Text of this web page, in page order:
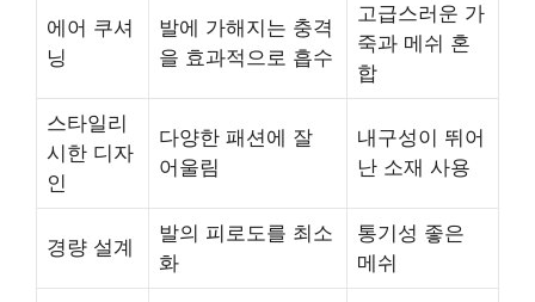
에어 쿠셔
닝
발에 가해지는 충격
을 효과적으로 흡수
고급스러운 가
죽과 메쉬 혼
합
스타일리
시한 디자
인
다양한 패션에 잘
어울림
내구성이 뛰어
난 소재 사용
경량 설계
발의 피로도를 최소
화
통기성 좋은
메쉬